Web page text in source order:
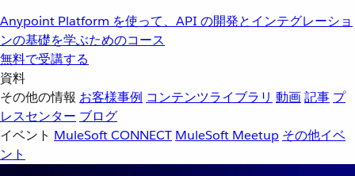
Anypoint Platform を使って、API の開発とインテグレーショ
ンの基礎を学ぶためのコース
無料で受講する
資料
その他の情報 お客様事例 コンテンツライブラリ 動画記事 プ
レスセンター ブログ
イベント MuleSoft CONNECT MuleSoft Meetup その他イベ
ント